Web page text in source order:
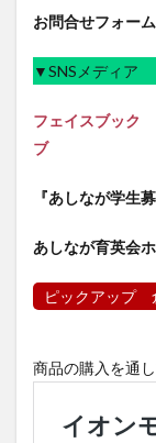
お問合せフォー
▼SNSメディア
フェイスブック
ブ
『あしなが学生
あしなが育英会
ピックアップ
商品の購入を通